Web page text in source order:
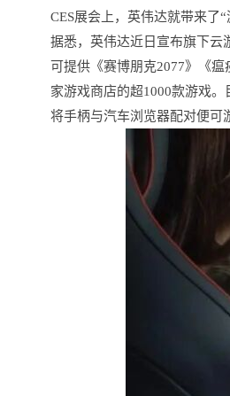
CES展会上，英伟达就带来了“
据悉，英伟达近日宣布旗下云
可提供《赛博朋克2077》《瘟
家游戏商店的超1000款游戏
将手柄与汽车浏览器配对便可